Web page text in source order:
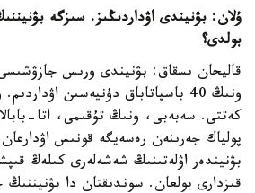
ۇلان: بۋنيندى اۋداردىڭىز. سىزگە
بولدى؟
قاليحان ىسقاق: بۋنيندى ورىس
ونىڭ 40 باسپاتاباق دۇنيەسىن
پولياك جەرىنەن رەسەيگە قونىس
بۋنيندەر اۋلەتىنىڭ شەشەلەرى كىلەڭ
قىزدارى بولعان. سوندىقتان دا بۋنيننىڭ